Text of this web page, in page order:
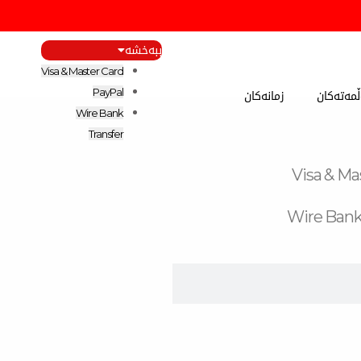
زمانەکان
ببەخشە
Visa & Master Card
PayPal
Wire Bank
Transfer
Visa &
Wire